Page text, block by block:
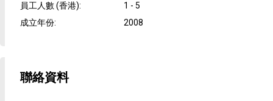
員工人數 (香港):
1 - 5
成立年份: 2008
聯絡資料